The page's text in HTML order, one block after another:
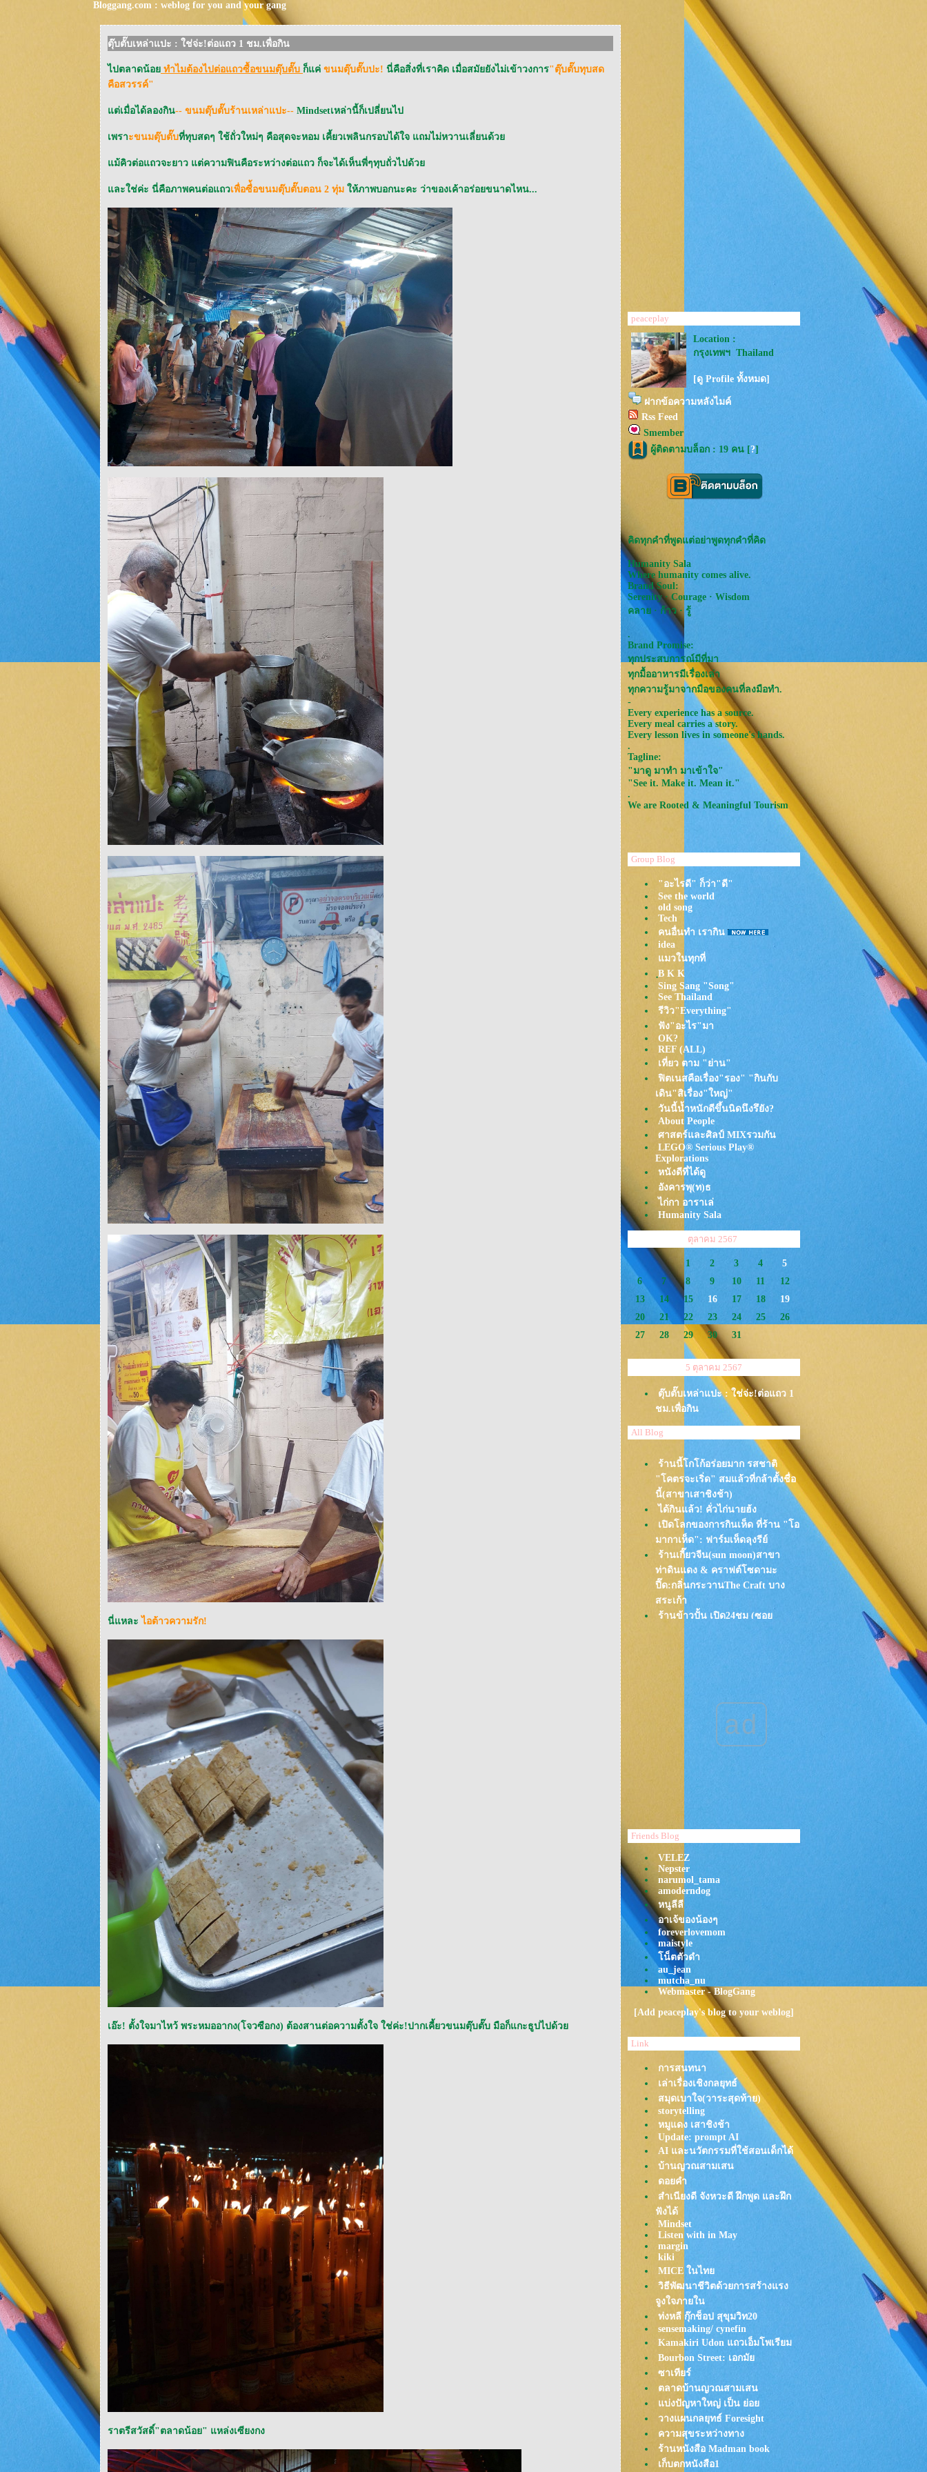
Bloggang.com : weblog for you and your gang
ตุ๊บตั๊บเหล่าแปะ : ใช่จ่ะ!ต่อแถว 1 ชม.เพื่อกิน
ไปตลาดน้อ ทำไมต้องไปต่อแถวซื้อขนมตุ๊บตั๊บ ก็แค่ ขนมตุ๊บตั๊บปะ! นี่คือสิ่งที่เราคิด เมื่อสมัยยังไม่เข้าวงการ"ตุ๊บตั๊บทุบสด
คือสวรรค์"
ต่เมื่อได้ลองกิน-- ขนมตุ๊บตั๊บร้านเหล่าแปะ-- Mindsetเหล่านี้ก็เปลี่ยนไป
เพราะขนมตุ๊บตั๊บที่ทุบสดๆ ใช้ถั่วใหม่ๆ คือสุดจะหอม เคี้ยวเพลินกรอบได้ใจ แถมไม่หวานเลี่ยนด้ว
ม้คิวต่อแถวจะยาว แต่ความฟินคือระหว่างต่อแถว ก็จะได้เห็นพี่ๆทุบถั่วไปด้ว
ละใช่ค่ะ นี่คือภาพคนต่อแถวเพื่อซื่้อขนมตุ๊บตั๊บตอน 2 ทุ่ม ห้ภาพบอกนะคะ ว่าของเค้าอร่อยขนาดไหน...
นี่แหละ ไอต้าวความรัก!
เอ๊ะ! ตั้งใจมาไหว้ พระหมออากง(โจวซือกง) ต้องสานต่อความตั้งใจ ใช่ค่ะ!ปากเคี้ยวขนมตุ๊บตั๊บ มือก็แกะธูปไปด้ว
ราตรีสวัสดิ์"ตลาดน้อย" แหล่งเซียงกง
peaceplay
Location :
กรุงเทพฯ Thailand
[ดู Profile ทั้งหมด]
ฝากข้อความหลังไมค์
Rss Feed
Smember
ผู้ติดตามบล็อก : 19 คน [?]
คิดทุกคำที่พูดแต่อย่าพูดทุกคำที่คิด
Humanity Sala
Where humanity comes alive.
Brand Soul:
Serenity · Courage · Wisdom
คลาย · ก้าว · รู้
.
Brand Promise:
ทุกประสบการณ์มีที่มา
ทุกมื้ออาหารมีเรื่องเล่า
ทุกความรู้มาจากมือของคนที่ลงมือทำ.
-
Every experience has a source.
Every meal carries a story.
Every lesson lives in someone's hands.
.
Tagline:
"มาดู มาทำ มาเข้าใจ"
"See it. Make it. Mean it."
.
We are Rooted & Meaningful Tourism
Group Blog
"อะไรดี" ก็ว่า"ดี"
See the world
old song
Tech
คนอื่นทำ เรากิน
idea
มวในทุกที่
ฺB K K
Sing Sang "Song"
See Thailand
รีวิว"Everything"
ฟัง"อะไร"มา
OK?
REF (ALL)
เที่ยว ตาม "ย่าน"
ฟิตเนสคือเรื่อง"รอง" "กินกับ
เดิน"สิเรื่อง"ใหญ่"
วันนี้น้ำหนักดีขึ้นนิดนึงรึยัง?
About People
ศาสตร์และศิลป์ MIXรวมกัน
LEGO® Serious Play®
Explorations
หนังดีที่ได้ดู
อังคารพุ(ท)ธ
ไก่กา อาราเล่
Humanity Sala
ตุลาคม 2567
1 2 3 4
5
6
7 8 9 10 11
12
13
14 15 16 17 18
19
20
21 22 23 24 25
26
27
28 29 30 31
5 ตุลาคม 2567
ตุ๊บตั๊บเหล่าแปะ : ใช่จ่ะ!ต่อแถว 1
ชม.เพื่อกิน
All Blog
ร้านนี้โกโก้อร่อยมาก รสชาติ
"โคตรจะเริ่ด" สมแล้วที่กล้าตั้งชื่อ
นี้(สาขาเสาชิงช้า)
ได้กินแล้ว! คั่วไก่นายฮ้ง
เปิดโลกของการกินเห็ด ที่ร้าน "โอ
มากาเห็ด": ฟาร์มเห็ดลุงรีย์
ร้านเกี๊ยวจีน(sun moon)สาขา
ท่าดินแดง & คราฟต์โซดามะ
ปี๊ด:กลิ่นกระวานThe Craft บาง
สระเก้า
ร้านข้าวปั้น เปิด24ชม (ซอ
ชลินที่"พัทยา")
EAT อาหารพม่า ที่ร้านKalyana
อุไร ห่านพะโล้: กินกลางวัน อิ่มยัน
จะเปลี่ยนไป: ร้านข้าวมันไก่ไห
หน่ำหนั่ง
อาหาร"ไทใหญ่" ก็อร่อยเหมือนกัน
นะ
จะไปกิน"ขนมจีนไหหลำเจ๊วาเจ๊
หย่ง" แต่ได้เจอร้านในตำนานเพิ่ม
"คั่วไก่นายฮ้ง"
ถ้า "คุณเกิดมาเพื่อจะกิน" คุณ
เหมาะกับร้านนี้!!!"Kurathai
Shokudo"(เครื่องเคียงไม่อั้น)
Nagiya: อร่อยสิบ สิบ สิบ
จ๊กบรรทัดทองในตำนาน
(จรัสเมืองเจ้าเก่า)
ข้าวอบ”ปูวาตาริ”หม้อหิน ที่เพื่อน
กินทุุกอย่างจาก "ต้นตาลโตนด"
ที่"ชุมชนบ้านไร่กร่าง" , "ชุนชน
ถ้ำรงค์" , "สวนตาลลุงถนอม"
@เพชรบุรี
ช่ค่ะ! กินข้าวผัดอเมริกัน
ที่"เยาวราช"(เล่าซ่งเฮง)
ตุ๊บตั๊บเหล่าแปะ : ใช่จ่ะ!ต่อแถว 1
ชม.เพื่อกิน
Kobe Tonteki : คารวะในความ
อร่อยของหมูราดซอส
ตะลุยแพร่งนรา รอบ2
Ohachi Butadon หมูย่างเตาถ่าน ที่
ซ่อนตัวบนลิโด้ (สยาม)
กุยช่าย ตอกไข่ (ขอปันใจจาก
กุยช่าย ตลาดพลูแปปนึง)
ขนมฝรั่งกุฎีจีน สดๆอุ่นๆกรุ่นๆ
จาก"เตา"
Henryfry: ไก่ทอดในตำนาน รอ
คอยมานาน กว่าจะได้กิน
"ข้าวต้มกระดูกหมู" เยาวราช
Tonkatsu TOKU (ทงคัตสึ อร่อ
ขั้นสุด!)
เท๊กซัส สุกี้: ไม่อ้วนได้ไง อร่อ
ขนาดนี้!
ดับร้อน ย้อมใจ ด้วย ไอศครีม"ร้าน
อำนวย"
ที่สุดของ "ต้มเลือดหมู":
สุขุมวิท23
ad
Friends Blog
VELEZ
Nepster
narumol_tama
amoderndog
หนูลีลี
อาเจ้ของน้องๆ
foreverlovemom
maistyle
น็ตตัวดำ
au_jean
mutcha_nu
Webmaster - BlogGang
[Add peaceplay's blog to your weblog]
Link
การสนทนา
เล่าเรื่องเชิงกลยุทธ์
สมุดเบาใจ(วาระสุดท้าย)
storytelling
หมูแดง เสาชิงช้า
Update: prompt AI
AI และนวัตกรรมที่ใช้สอนเด็กได้
บ้านญวณสามเสน
ดอยคำ
สำเนียงดี จังหวะดี ฝึกพูด และฝึก
ฟังได้
Mindset
Listen with in May
margin
kiki
MICE ในไท
วิธีพัฒนาชีวิตด้วยการสร้างแรง
จูงใจภายใน
ท่งหลี กุ๊กช็อป สุขุมวิท20
sensemaking/ cynefin
Kamakiri Udon แถวเอ็มโพเรียม
Bourbon Street: เอกมั
ซาเทียร์
ตลาดบ้านญวณสามเสน
บ่งปัญหาใหญ่ เป็น ย่อ
วางแผนกลยุทธ์ Foresight
ความสุขระหว่างทาง
ร้านหนังสือ Madman book
เก็บตกหนังสือ1